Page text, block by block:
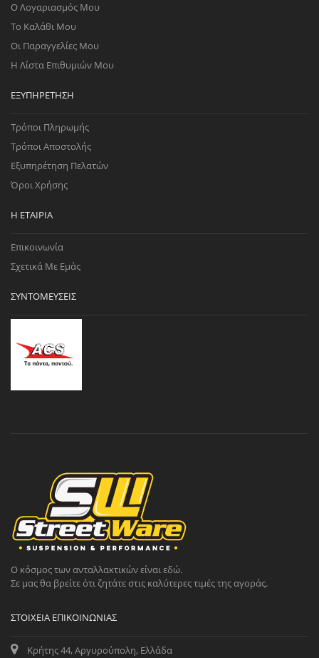
Ο Λογαριασμός Μου
Το Καλάθι Μου
Οι Παραγγελίες Μου
Η Λίστα Επιθυμιών Μου
ΕΞΥΠΗΡΈΤΗΣΗ
Τρόποι Πληρωμής
Τρόποι Αποστολής
Εξυπηρέτηση Πελατών
Όροι Χρήσης
Η ΕΤΑΙΡΊΑ
Επικοινωνία
Σχετικά Με Εμάς
ΣΥΝΤΟΜΕΎΣΕΙΣ
Ο κόσμος των ανταλλακτικών είναι εδώ.
Σε μας θα βρείτε ότι ζητάτε στις καλύτερες τιμές της αγοράς.
ΣΤΟΙΧΕΊΑ ΕΠΙΚΟΙΝΩΝΊΑΣ
Κρήτης 44, Αργυρούπολη, Ελλάδα